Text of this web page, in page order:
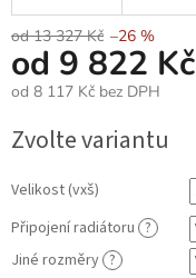
od 13 327 Kč –26 %
od 9 822 Kč
od 8 117 Kč bez DPH
cena:
Zvolte variantu
Velikost (vxš)
Připojení radiátoru ?
Jiné rozměry ?